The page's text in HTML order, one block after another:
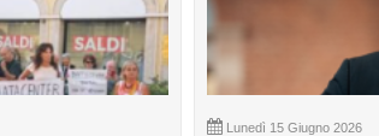
Lunedì 15 Giugno 2026